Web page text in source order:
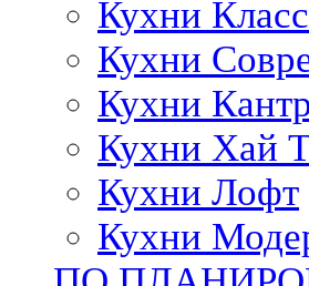
Кухни
Кухни
Кухни
Кухни Хай
Кухни Лофт
Кухни